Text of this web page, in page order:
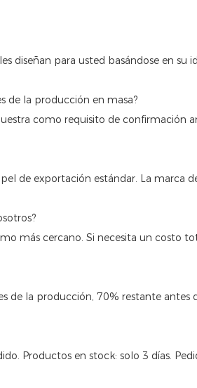
diseñan para usted basándose en su
de la producción en masa?
como requisito de confirmación
de exportación estándar. La marca
más cercano. Si necesita un costo
de la producción, 70% restante antes
Productos en stock: solo 3 días.